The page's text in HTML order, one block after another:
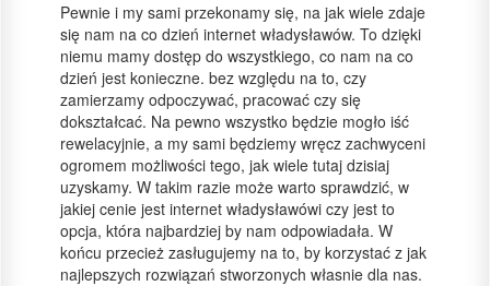
Pewnie i my sami przekonamy się, na jak wiele zdaje
się nam na co dzień internet władysławów. To dzięki
niemu mamy dostęp do wszystkiego, co nam na co
dzień jest konieczne. bez względu na to, czy
zamierzamy odpoczywać, pracować czy się
dokształcać. Na pewno wszystko będzie mogło iść
rewelacyjnie, a my sami będziemy wręcz zachwyceni
ogromem możliwości tego, jak wiele tutaj dzisiaj
uzyskamy. W takim razie może warto sprawdzić, w
jakiej cenie jest internet władysławówi czy jest to
opcja, która najbardziej by nam odpowiadała. W
końcu przecież zasługujemy na to, by korzystać z jak
najlepszych rozwiązań stworzonych własnie dla nas.